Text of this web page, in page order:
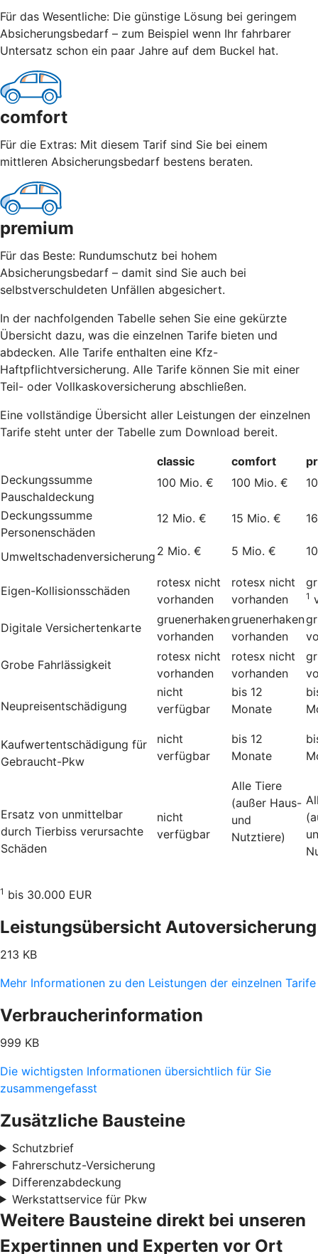
Für das Wesentliche: Die günstige Lösung bei geringem
Absicherungsbedarf – zum Beispiel wenn Ihr fahrbarer
Untersatz schon ein paar Jahre auf dem Buckel hat.
comfort
Für die Extras: Mit diesem Tarif sind Sie bei einem
mittleren Absicherungsbedarf bestens beraten.
premium
Für das Beste: Rundumschutz bei hohem
Absicherungsbedarf – damit sind Sie auch bei
selbstverschuldeten Unfällen abgesichert.
In der nachfolgenden Tabelle sehen Sie eine gekürzte
Übersicht dazu, was die einzelnen Tarife bieten und
abdecken. Alle Tarife enthalten eine Kfz-
Haftpflichtversicherung. Alle Tarife können Sie mit einer
Teil- oder Vollkaskoversicherung abschließen.
Eine vollständige Übersicht aller Leistungen der einzelnen
Tarife steht unter der Tabelle zum Download bereit.
classic comfort
Deckungssumme
Pauschaldeckung
100 Mio. € 100 Mio. €
Deckungssumme
Personenschäden
12 Mio. € 15 Mio. €
Umweltschadenversicherung 2 Mio. € 5 Mio. €
Eigen-Kollisionsschäden
rotesx nicht
vorhanden
rotesx nicht
vorhanden
1
Digitale Versichertenkarte
gruenerhaken
vorhanden
gruenerhaken
vorhanden
Grobe Fahrlässigkeit
rotesx nicht
vorhanden
rotesx nicht
vorhanden
Neupreisentschädigung
nicht
verfügbar
bis 12
Monate
Kauf­wert­entschädi­gung für
Gebraucht-Pkw
nicht
verfügbar
bis 12
Monate
Ersatz von unmittelbar
durch Tierbiss verur­sachte
Schäden
nicht
verfügbar
Alle Tiere
(außer Haus-
und
Nutztiere)
1 bis 30.000 EUR
Leistungsübersicht Autoversicherung
213 KB
Mehr Informationen zu den Leistungen der einzelnen Tarife
Verbraucherinformation
999 KB
Die wichtigsten Informationen übersichtlich für Sie
zusammengefasst
Zusätzliche Bausteine
Schutzbrief
Fahrerschutz-Versicherung
Differenzabdeckung
Werkstattservice für Pkw
Weitere Bausteine direkt bei unseren
Expertinnen und Experten vor Ort